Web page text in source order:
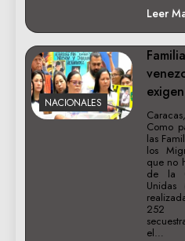
Leer
NACIONALES
Como
las
los
que no
de la
Unidas
252
el…